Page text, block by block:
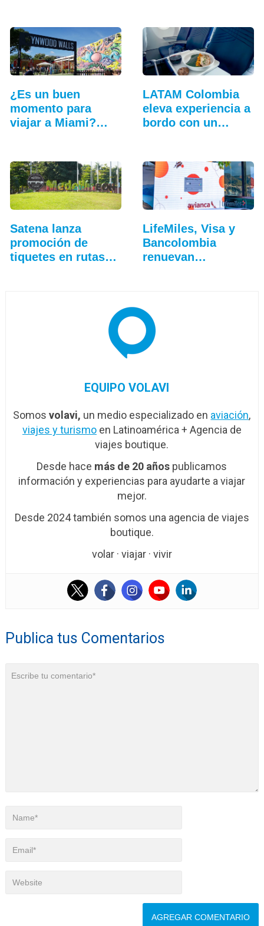
¿Es un buen
momento para
viajar a Miami?
LATAM Colombia
eleva experiencia a
bordo con un…
Satena lanza
promoción de
tiquetes en rutas
LifeMiles, Visa y
Bancolombia
renuevan
EQUIPO VOLAVI
Somosvolavi, un medio especializado en aviación,
viajes y turismoen Latinoamérica + Agencia de
viajes boutique.
Desde hace más de 20 años publicamos
información y experiencias para ayudarte a viajar
mejor.
Desde 2024 también somos una agencia de viajes
boutique.
volar · viajar · vivir
Publica tus Comentarios